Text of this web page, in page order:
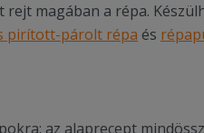
magában a répa.
pirított-párolt répa és
az alaprecept